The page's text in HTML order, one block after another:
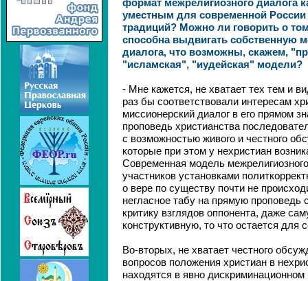
формат межрелигиозного диалога
уместным для современной России
традиций? Можно ли говорить о
способна выдвигать собственную
диалога, что возможны, скажем,
"исламская", "иудейская" модели?
- Мне кажется, не хватает тех тем и
раз бы соответствовали интересам
миссионерский диалог в его прямом
проповедь христианства
с возможностью живого и честного
которые при этом у нехристиан
Современная модель
участников установками
о вере по существу почти не
негласное табу на прямую проповедь
критику взглядов оппонента, даже
конструктивную, то что остается для
Во-вторых, не хватает честного
вопросов положения христиан в
находятся в явно